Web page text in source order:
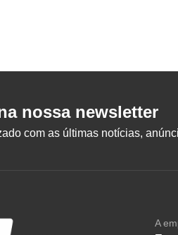
nossa newsletter
com as últimas notícias,
A